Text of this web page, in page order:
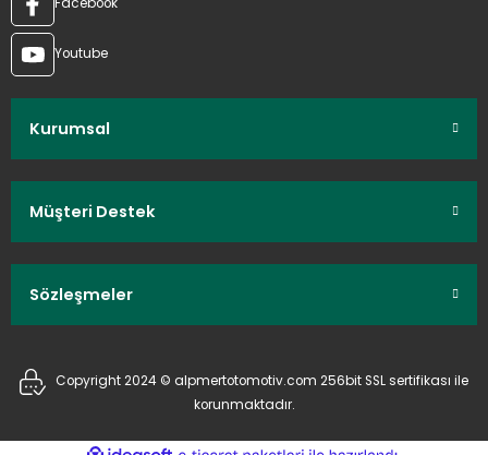
Youtube
Kurumsal
Müşteri Destek
Sözleşmeler
Copyright 2024 © alpmertotomotiv.com 256bit SSL sertifikası ile
korunmaktadır.